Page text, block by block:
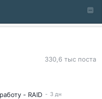
330,6 тыс поста
- RAID